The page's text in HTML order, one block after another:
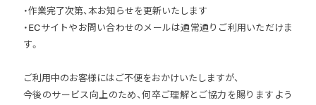
・作業完了次第、本お知らせを更新いたします
・ECサイトやお問い合わせのメールは通常通りご利用いただけま
す。
ご利用中のお客様にはご不便をおかけいたしますが、
今後のサービス向上のため、何卒ご理解とご協力を賜りますよう